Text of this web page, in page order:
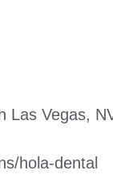
Las Vegas,
hola-dental